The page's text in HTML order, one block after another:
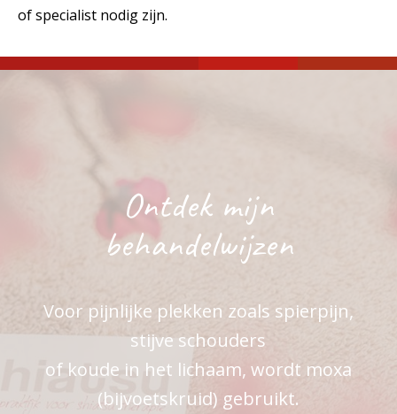
of specialist nodig zijn.
Ontdek mijn
behandelwijzen
Voor pijnlijke plekken zoals spierpijn,
stijve schouders
of koude in het lichaam, wordt moxa
(bijvoetskruid) gebruikt.